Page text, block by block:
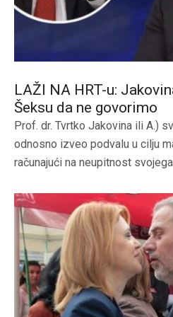
LAŽI NA HRT-u:
Šeksu da ne govorimo
Prof. dr. Tvrtko Jakovina ili A.)
odnosno izveo podvalu u cilju
računajući na neupitnost